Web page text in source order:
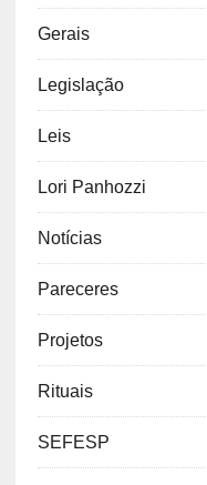
Gerais
Legislação
Leis
Lori Panhozzi
Notícias
Pareceres
Projetos
Rituais
SEFESP